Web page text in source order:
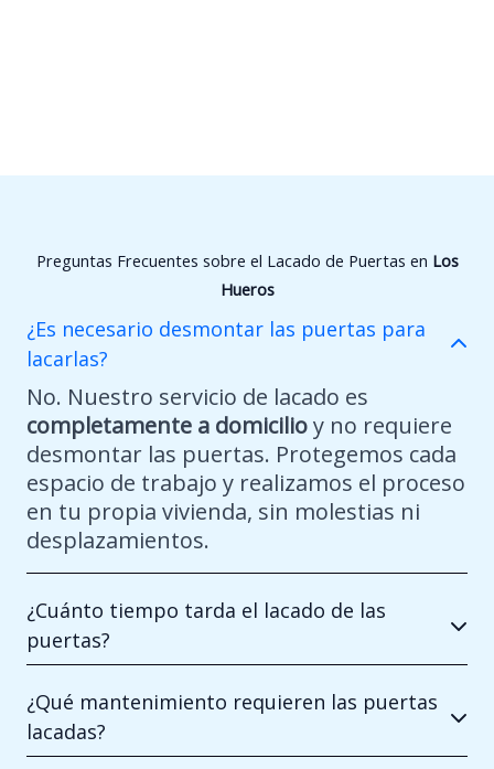
Preguntas Frecuentes sobre el Lacado de Puertas en Los
Hueros
¿Es necesario desmontar las puertas para
lacarlas?
No. Nuestro servicio de lacado es
completamente a domicilioy no requiere
desmontar las puertas. Protegemos cada
espacio de trabajo y realizamos el proceso
en tu propia vivienda, sin molestias ni
desplazamientos.
¿Cuánto tiempo tarda el lacado de las
puertas?
¿Qué mantenimiento requieren las puertas
lacadas?